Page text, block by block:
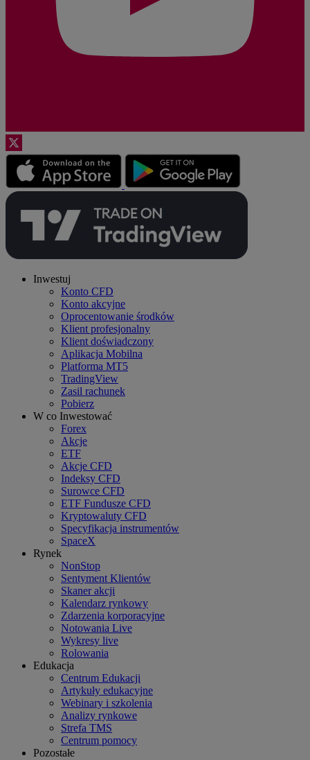
Inwestuj
Konto CFD
Konto akcyjne
Oprocentowanie środków
Klient profesjonalny
Klient doświadczony
Aplikacja Mobilna
Platforma MT5
TradingView
Zasil rachunek
Pobierz
W co Inwestować
Forex
Akcje
ETF
Akcje CFD
Indeksy CFD
Surowce CFD
ETF Fundusze CFD
Kryptowaluty CFD
Specyfikacja instrumentów
SpaceX
Rynek
NonStop
Sentyment Klientów
Skaner akcji
Kalendarz rynkowy
Zdarzenia korporacyjne
Notowania Live
Wykresy live
Rolowania
Edukacja
Centrum Edukacji
Artykuły edukacyjne
Webinary i szkolenia
Analizy rynkowe
Strefa TMS
Centrum pomocy
Pozostałe